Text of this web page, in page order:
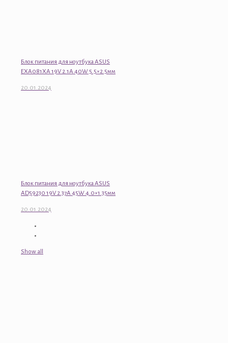
Блок питания для ноутбука ASUS
EXA081XA 19V 2.1A 40W 5.5×2.5мм
20.01.2024
Блок питания для ноутбука ASUS
AD59230 19V 2.37A 45W 4.0×1.35мм
20.01.2024
Show all